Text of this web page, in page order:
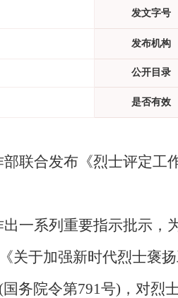
发文字号
发布机构
公开目录
是否有效
联合发布《烈士评定工
一系列重要指示批示
关于加强新时代烈士褒
务院令第791号)，对